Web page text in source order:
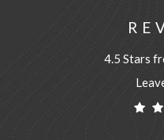
4.5 Stars